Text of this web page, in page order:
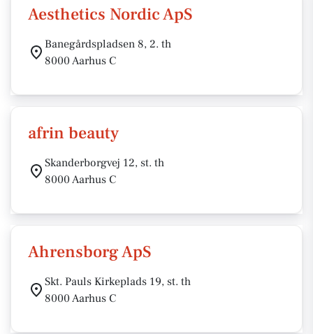
Aesthetics Nordic ApS
Banegårdspladsen 8, 2. th
8000 Aarhus C
afrin beauty
Skanderborgvej 12, st. th
8000 Aarhus C
Ahrensborg ApS
Skt. Pauls Kirkeplads 19, st. th
8000 Aarhus C